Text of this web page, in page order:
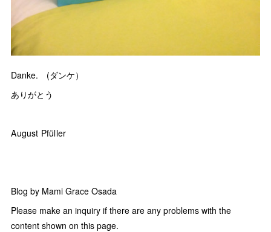
Danke. (ダンケ）
ありがとう
August Pfüller
Blog by Mami Grace Osada
Please make an inquiry if there are any problems with the
content shown on this page.